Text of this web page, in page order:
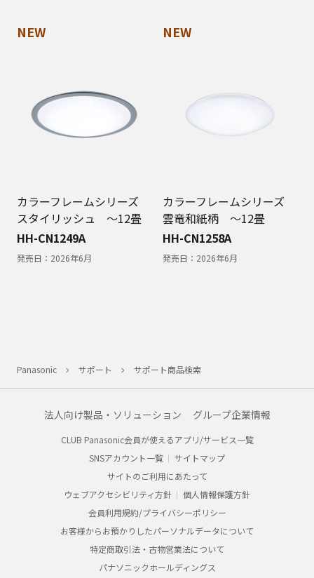
NEW
カラーフレームシリーズ
スタイリッシュ ～12畳
HH-CN1249A
発売日： 2026年6月
NEW
カラーフレームシリーズ
雲竜和紙柄 〜12畳
HH-CN1258A
発売日： 2026年6月
Panasonic サポート サポート商品検索
法人向け製品・ソリューション グループ企業情報
CLUB Panasonic会員が使えるアプリ/サービス一覧
SNSアカウント一覧
サイトマップ
サイトのご利用にあたって
ウェブアクセシビリティ方針
個人情報保護方針
会員利用規約/プライバシーポリシー
お客様からお預かりしたパーソナルデータについて
特定商取引法・古物営業法について
パナソニックホールディングス